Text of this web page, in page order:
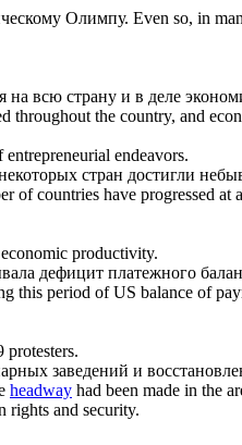
Олимпу. Even so, in
всю страну и в деле
throughout the country, and
entrepreneurial endeavors.
стран достигли
countries have progressed at
productivity.
дефицит платежного
this period of US balance of
protesters.
заведений и
headway had been made in the
rights and security.